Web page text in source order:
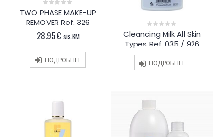
0
out
of
TWO PHASE MAKE-UP
REMOVER Ref. 326
28.95€ sis.KM
ПОДРОБНЕЕ
0
out
of
Cleancing Milk All Skin
Types Ref. 035 / 926
ПОДРОБНЕЕ